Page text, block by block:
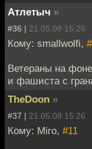
Атлетыч »
#36 | 21.05.08 15:26
Кому: smallwolfi,
Ветераны на
и фашиста с
TheDoon »
#37 | 21.05.08 15:26
Кому: Miro, #11